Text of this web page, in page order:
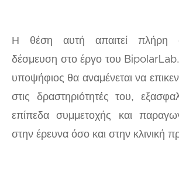
Η θέση αυτή απαιτεί πλήρη
δέσμευση στο έργο του
υποψήφιος θα αναμένεται να
στις δραστηριότητές του,
επίπεδα συμμετοχής και
στην έρευνα όσο και στην κλινική